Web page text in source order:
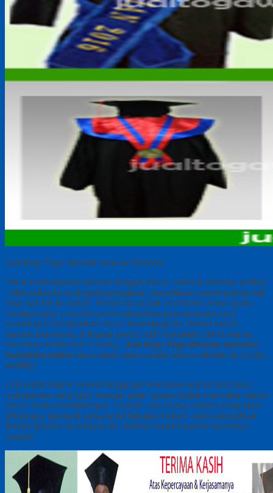
Jual Baju Toga Wisuda anak di Samosir
Tali di mortarboard disebut dengan tassel. serta di amerika serikat
Tidak seluruhnya tingkat pengajaran senantiasa menempatkan tali
toga dari kiri ke kanan, meski tassel jadi acsesoris utama pada
mortarboard. Contohnya di mahasiswa pascasarjana (s2)
senantiasa melepaskan tassel disamping kiri. Warna tassel
banyak berwarna, di tingkat senior high (sepadan SMA) warna
tasselnya terdiri dari 3 warna, Jual Baju Toga Wisuda Samosir
Sumatera Utara serta salah satunya jadi warna sekolah itu (color
identity).
Lalu pada tingkat sekolah tinggi pun berlainan warna tasselnya,
mahasiswa yang lulus dengan gelar sarjana bakal memakai warna
tassel sesuai identitasnya. Contoh, ada orang sarjana yang lulus
di kampus terkenal serta ambil fakultas hukum warna tasselnya
Merah (karena di kampus itu fakultas hukum warna tasselnya
merah).